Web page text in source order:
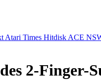
Atari Times Hitdisk ACE
2-Finger-